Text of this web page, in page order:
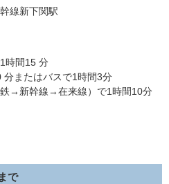
線新下関駅
時間15 分
またはバスで1時間3分
→新幹線→在来線）で1時間10分
で